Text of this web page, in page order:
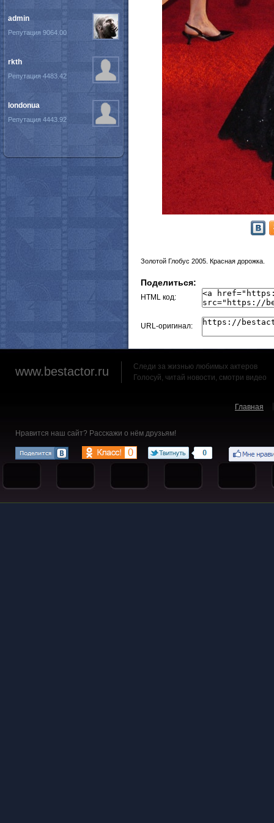
Золотой Глобус 2005. Красная дорожка.
Поделиться:
HTML код:
URL-оригинал:
admin
Репутация 9064.00
rkth
Репутация 4483.42
londonua
Репутация 4443.92
www.bestactor.ru
Следи за жизнью любимых актеров
Голосуй, читай новости, смотри видео
Главная
Нравится наш сайт? Расскажи о нём друзьям!